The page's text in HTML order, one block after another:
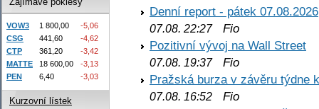
Denní report - pátek 07.08.2026
07.08. 22:27Fio
Pozitivní vývoj na Wall Street
07.08. 19:37Fio
Pražská burza v závěru týdne
07.08. 16:52 Fio
VOW3 1 800,00
-5,06
CSG
441,60
-4,62
CTP
361,20
-3,42
MATTE
18 600,00
-3,13
PEN
6,40 -3,03
Kurzovní lístek